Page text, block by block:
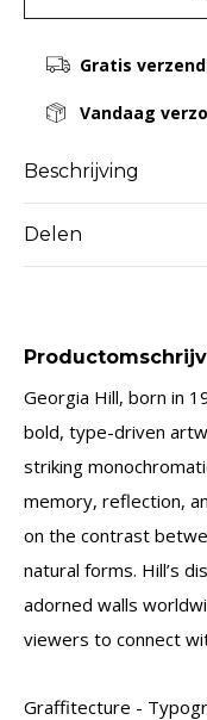
Gratis
Vandaag
Beschrijving
Delen
Georgia Hill, born in
bold, type-driven
striking
memory, reflection,
on the contrast
natural forms. Hill’s
adorned walls
viewers to connect
Graffitecture -